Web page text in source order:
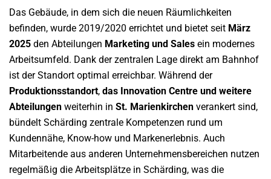
Das Gebäude, in dem sich die neuen Räumlichkeiten
befinden, wurde 2019/2020 errichtet und bietet seit März
2025 den Abteilungen Marketing und Sales ein modernes
Arbeitsumfeld. Dank der zentralen Lage direkt am Bahnhof
ist der Standort optimal erreichbar. Während der
Produktionsstandort, das Innovation Centre und weitere
Abteilungen weiterhin in St. Marienkirchen verankert sind,
bündelt Schärding zentrale Kompetenzen rund um
Kundennähe, Know-how und Markenerlebnis. Auch
Mitarbeitende aus anderen Unternehmensbereichen nutzen
regelmäßig die Arbeitsplätze in Schärding, was die